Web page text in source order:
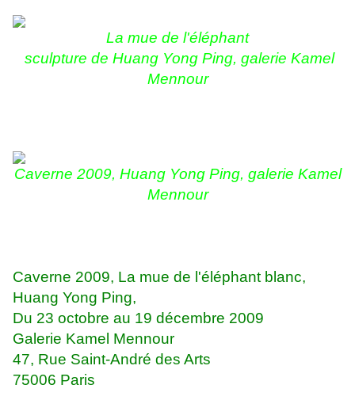
La mue de l'éléphant
sculpture de Huang Yong Ping, galerie Kamel
Mennour
Caverne 2009, Huang Yong Ping, galerie Kamel
Mennour
Caverne 2009, La mue de l'éléphant blanc,
Huang Yong Ping,
Du 23 octobre au 19 décembre 2009
Galerie Kamel Mennour
47, Rue Saint-André des Arts
75006 Paris